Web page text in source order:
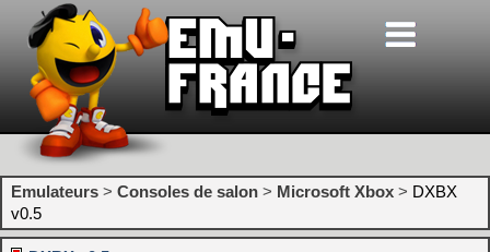
Emulateurs > Consoles de salon > Microsoft Xbox > DXBX
v0.5